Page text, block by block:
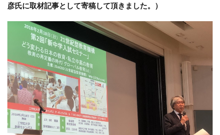
彦氏に取材記事として寄稿して頂きました。）